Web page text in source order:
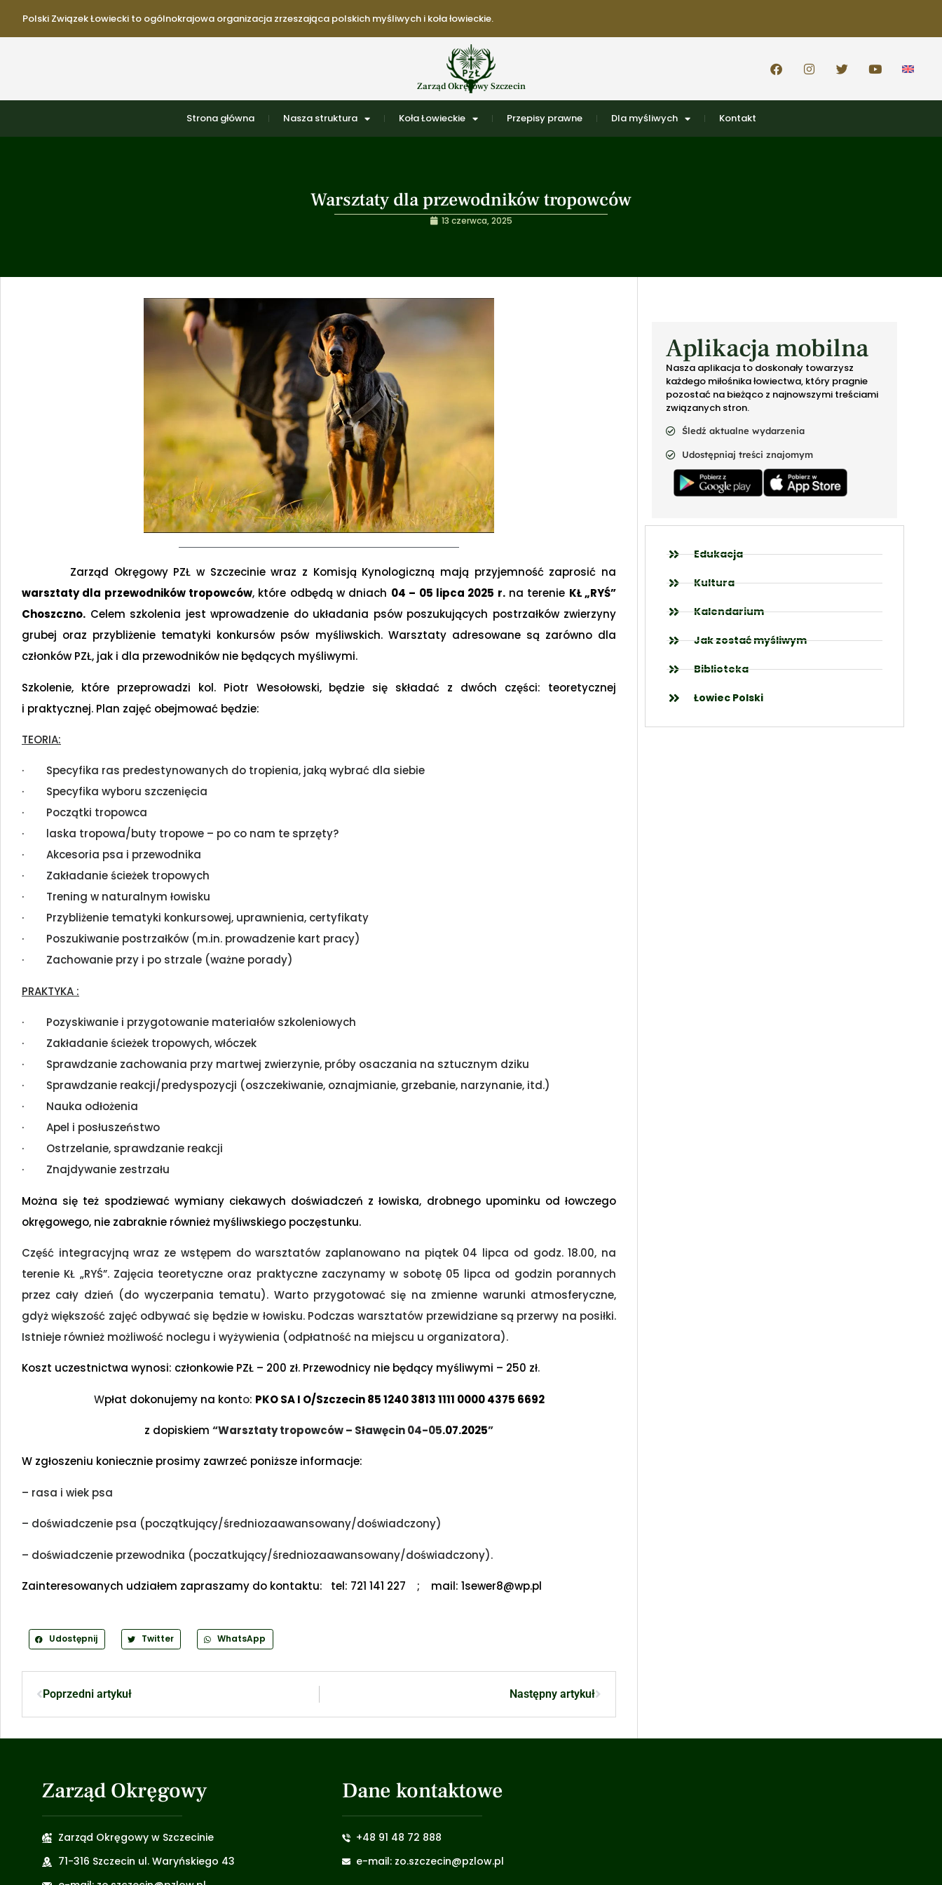
Polski Związek Łowiecki to ogólnokrajowa organizacja zrzeszająca polskich myśliwych i koła łowieckie.
Zarząd Okręgowy Szczecin
Strona główna Nasza struktura Koła Łowieckie Przepisy prawne Dla myśliwych Kontakt
Warsztaty dla przewodników tropowców
13 czerwca, 2025
Zarząd Okręgowy PZŁ w Szczecinie wraz z Komisją Kynologiczną mają przyjemność zaprosić na
warsztaty dla przewodników tropowców, które odbędą w dniach 04 – 05 lipca 2025 r.na terenie KŁ „RYŚ”
Choszczno. Celem szkolenia jest wprowadzenie do układania psów poszukujących postrzałków zwierzyny
grubej oraz przybliżenie tematyki konkursów psów myśliwskich. Warsztaty adresowane są zarówno dla
członków PZŁ, jak i dla przewodników nie będących myśliwymi.
Szkolenie, które przeprowadzi kol. Piotr Wesołowski, będzie się składać z dwóch części: teoretycznej
i praktycznej. Plan zajęć obejmować będzie:
TEORIA:
· Specyfika ras predestynowanych do tropienia, jaką wybrać dla siebie
· Specyfika wyboru szczenięcia
· Początki tropowca
· laska tropowa/buty tropowe – po co nam te sprzęty?
· Akcesoria psa i przewodnika
· Zakładanie ścieżek tropowych
· Trening w naturalnym łowisku
· Przybliżenie tematyki konkursowej, uprawnienia, certyfikaty
· Poszukiwanie postrzałków (m.in. prowadzenie kart pracy)
· Zachowanie przy i po strzale (ważne porady)
PRAKTYKA :
· Pozyskiwanie i przygotowanie materiałów szkoleniowych
· Zakładanie ścieżek tropowych, włóczek
· Sprawdzanie zachowania przy martwej zwierzynie, próby osaczania na sztucznym dziku
· Sprawdzanie reakcji/predyspozycji (oszczekiwanie, oznajmianie, grzebanie, narzynanie, itd.)
· Nauka odłożenia
· Apel i posłuszeństwo
· Ostrzelanie, sprawdzanie reakcji
· Znajdywanie zestrzału
Można się też spodziewać wymiany ciekawych doświadczeń z łowiska, drobnego upominku od łowczego
okręgowego, nie zabraknie również myśliwskiego poczęstunku.
Część integracyjną wraz ze wstępem do warsztatów zaplanowano na piątek 04 lipca od godz. 18.00, na
terenie KŁ „RYŚ”. Zajęcia teoretyczne oraz praktyczne zaczynamy w sobotę 05 lipca od godzin porannych
przez cały dzień (do wyczerpania tematu). Warto przygotować się na zmienne warunki atmosferyczne,
gdyż większość zajęć odbywać się będzie w łowisku. Podczas warsztatów przewidziane są przerwy na posiłki.
Istnieje również możliwość noclegu i wyżywienia (odpłatność na miejscu u organizatora).
Koszt uczestnictwa wynosi: członkowie PZŁ – 200 zł. Przewodnicy nie będący myśliwymi – 250 zł.
Wpłat dokonujemy na konto: PKO SA I O/Szczecin 85 1240 3813 1111 0000 4375 6692
z dopiskiem “Warsztaty tropowców – Sławęcin 04-05.07.2025”
W zgłoszeniu koniecznie prosimy zawrzeć poniższe informacje:
– rasa i wiek psa
– doświadczenie psa (początkujący/średniozaawansowany/doświadczony)
– doświadczenie przewodnika (poczatkujący/średniozaawansowany/doświadczony).
Zainteresowanych udziałem zapraszamy do kontaktu: tel: 721 141 227 ; mail: 1sewer8@wp.pl
Udostępnij Twitter WhatsApp
Poprzedni artykuł Następny artykuł
Aplikacja mobilna
Nasza aplikacja to doskonały towarzysz
każdego miłośnika łowiectwa, który pragnie
pozostać na bieżąco z najnowszymi treściami
związanych stron.
Śledź aktualne wydarzenia
Udostępniaj treści znajomym
Edukacja
Kultura
Kalendarium
Jak zostać myśliwym
Biblioteka
Łowiec Polski
Zarząd Okręgowy
Zarząd Okręgowy w Szczecinie
71-316 Szczecin ul. Waryńskiego 43
Dane kontaktowe
+48 91 48 72 888
e-mail: zo.szczecin@pzlow.pl